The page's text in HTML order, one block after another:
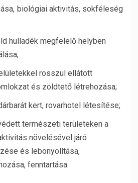
biológiai aktivitás, sokféleség
hulladék megfelelő helyben
rosszul ellátott
és zöldtető létrehozása;
kert, rovarhotel létesítése;
természeti területeken a
növelésével járó
és lebonyolítása,
fenntartása